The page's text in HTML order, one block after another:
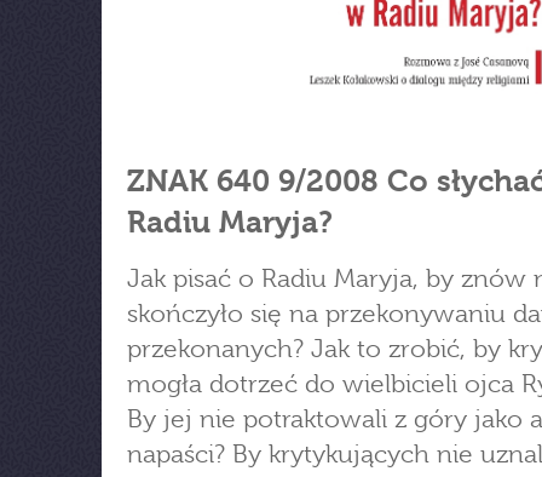
ZNAK 640 9/2008 Co
Radiu Maryja?
Jak pisać o Radiu Maryja, by znów
skończyło się na przekonywaniu
przekonanych? Jak to zrobić, by
mogła dotrzeć do wielbicieli ojca
By jej nie potraktowali z góry jako
napaści? By krytykujących nie